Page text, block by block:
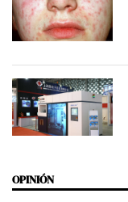
OPINIÓN